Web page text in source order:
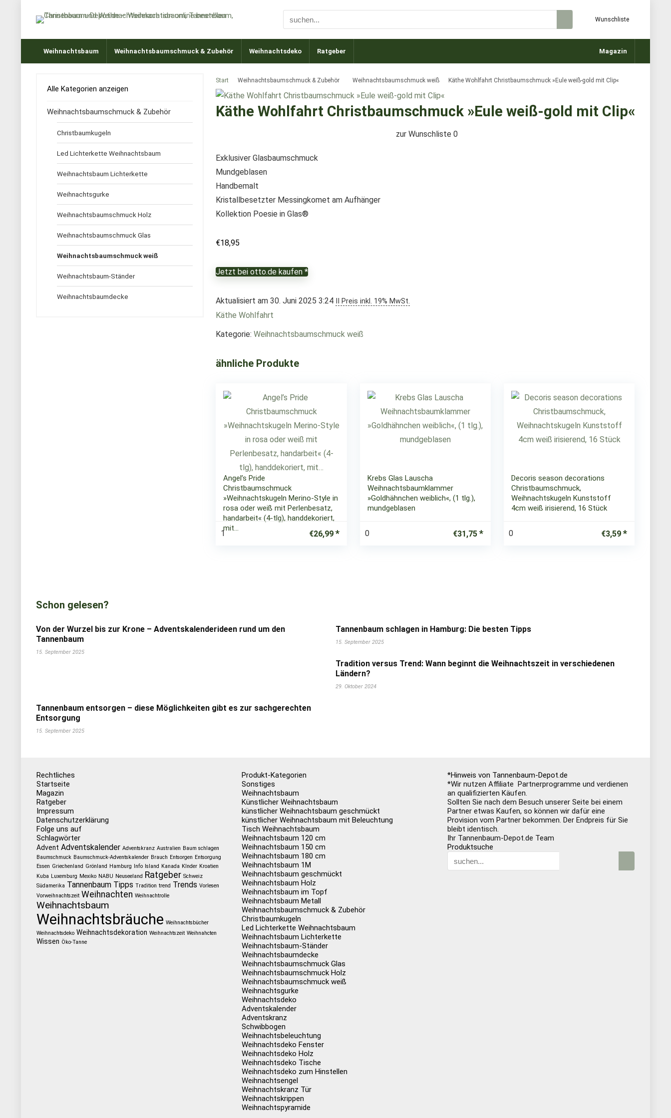
Wunschliste
Weihnachtsbaum Weihnachtsbaumschmuck & Zubehör Weihnachtsdeko Ratgeber Magazin
Start Weihnachtsbaumschmuck & Zubehör Weihnachtsbaumschmuck weiß Käthe Wohlfahrt Christbaumschmuck »Eule weiß-gold mit Clip«
Käthe Wohlfahrt Christbaumschmuck »Eule weiß-gold mit Clip«
zur Wunschliste 0
Exklusiver Glasbaumschmuck
Mundgeblasen
Handbemalt
Kristallbesetzter Messingkomet am Aufhänger
Kollektion Poesie in Glas®
€18,95
Jetzt bei otto.de kaufen *
Aktualisiert am 30. Juni 2025 3:24 II Preis inkl. 19% MwSt.
Käthe Wohlfahrt
Kategorie: Weihnachtsbaumschmuck weiß
ähnliche Produkte
Angel’s Pride
Christbaumschmuck
»Weihnachtskugeln Merino-Style in
rosa oder weiß mit Perlenbesatz,
handarbeit« (4-tlg), handdekoriert,
mit…
1 €26,99
Krebs Glas Lauscha
Weihnachtsbaumklammer
»Goldhähnchen weiblich«, (1 tlg.),
mundgeblasen
0 €31,75
Decoris season decorations
Christbaumschmuck,
Weihnachtskugeln Kunststoff
4cm weiß irisierend, 16 Stück
0 €3,59
Alle Kategorien anzeigen
Weihnachtsbaumschmuck & Zubehör
Christbaumkugeln
Led Lichterkette Weihnachtsbaum
Weihnachtsbaum Lichterkette
Weihnachtsgurke
Weihnachtsbaumschmuck Holz
Weihnachtsbaumschmuck Glas
Weihnachtsbaumschmuck weiß
Weihnachtsbaum-Ständer
Weihnachtsbaumdecke
Schon gelesen?
Von der Wurzel bis zur Krone – Adventskalenderideen rund um den
Tannenbaum
15. September 2025
Tannenbaum schlagen in Hamburg: Die besten Tipps
15. September 2025
Tradition versus Trend: Wann beginnt die Weihnachtszeit in verschiedenen
Ländern?
29. Oktober 2024
Tannenbaum entsorgen – diese Möglichkeiten gibt es zur sachgerechten
Entsorgung
15. September 2025
Rechtliches
Startseite
Magazin
Ratgeber
Impressum
Datenschutzerklärung
Folge uns auf
Schlagwörter
Advent Adventskalender Adventskranz Australien Baum schlagen
Baumschmuck Baumschmuck-Adventskalender Brauch Entsorgen Entsorgung
Essen Griechenland Grönland Hamburg Info Island Kanada KInder Kroatien
Kuba Luxemburg Mexiko NABU Neuseeland Ratgeber Schweiz
Südamerika Tannenbaum Tipps Tradition trend Trends Vorlesen
Vorweihnachtszeit Weihnachten Weihnachtrolle
Weihnachtsbaum
Weihnachtsbräuche Weihnachtsbücher
Weihnachtsdeko Weihnachtsdekoration Weihnachtszeit Weihnahcten
Wissen Öko-Tanne
Produkt-Kategorien
Sonstiges
Weihnachtsbaum
Künstlicher Weihnachtsbaum
künstlicher Weihnachtsbaum geschmückt
künstlicher Weihnachtsbaum mit Beleuchtung
Tisch Weihnachtsbaum
Weihnachtsbaum 120 cm
Weihnachtsbaum 150 cm
Weihnachtsbaum 180 cm
Weihnachtsbaum 1M
Weihnachtsbaum geschmückt
Weihnachtsbaum Holz
Weihnachtsbaum im Topf
Weihnachtsbaum Metall
Weihnachtsbaumschmuck & Zubehör
Christbaumkugeln
Led Lichterkette Weihnachtsbaum
Weihnachtsbaum Lichterkette
Weihnachtsbaum-Ständer
Weihnachtsbaumdecke
Weihnachtsbaumschmuck Glas
Weihnachtsbaumschmuck Holz
Weihnachtsbaumschmuck weiß
Weihnachtsgurke
Weihnachtsdeko
Adventskalender
Adventskranz
Schwibbogen
Weihnachtsbeleuchtung
Weihnachtsdeko Fenster
Weihnachtsdeko Holz
Weihnachtsdeko Tische
Weihnachtsdeko zum Hinstellen
Weihnachtsengel
Weihnachtskranz Tür
Weihnachtskrippen
Weihnachtspyramide
*Hinweis von Tannenbaum-Depot.de
*Wir nutzen Affiliate Partnerprogramme und verdienen
an qualifizierten Käufen.
Sollten Sie nach dem Besuch unserer Seite bei einem
Partner etwas Kaufen, so können wir dafür eine
Provision vom Partner bekommen. Der Endpreis für Sie
bleibt identisch.
Ihr Tannenbaum-Depot.de Team
Produktsuche